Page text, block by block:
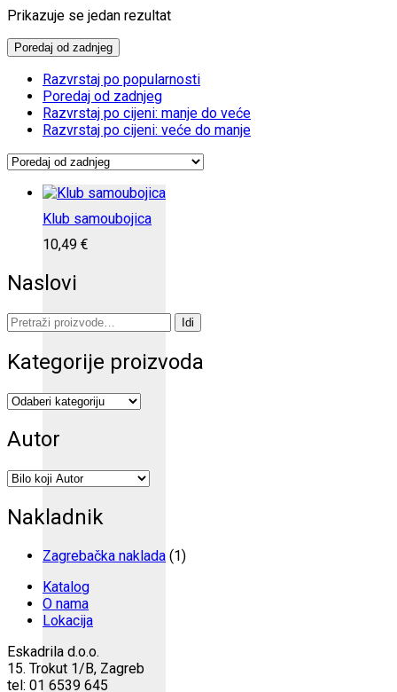
Prikazuje se jedan rezultat
Poredaj od zadnjeg
Razvrstaj po popularnosti
Poredaj od zadnjeg
Razvrstaj po cijeni: manje do veće
Razvrstaj po cijeni: veće do manje
Klub samoubojica
10,49 €
Naslovi
Pretraži: Idi
Kategorije proizvoda
Autor
Nakladnik
Zagrebačka naklada (1)
Katalog
O nama
Lokacija
Eskadrila d.o.o.
15. Trokut 1/B, Zagreb
tel: 01 6539 645